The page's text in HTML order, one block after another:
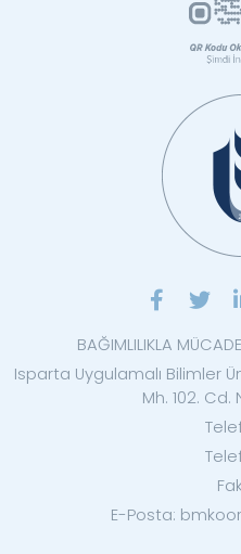
BAĞIMLILIKLA
Isparta Uygulamalı Bilimler
Mh. 102. Cd.
E-Posta: